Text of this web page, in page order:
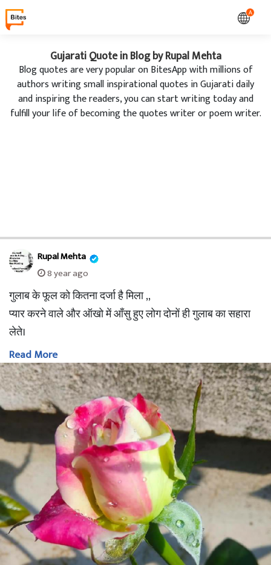
A
Gujarati Quote in Blog by Rupal Mehta
Blog quotes are very popular on BitesApp with millions of
authors writing small inspirational quotes in Gujarati daily
and inspiring the readers, you can start writing today and
fulfill your life of becoming the quotes writer or poem writer.
Rupal Mehta
8 year ago
गुलाब के फूल को कितना दर्जा है मिला ,,
प्यार करने वाले और ऑखो में आँसु हुए लोग दोनों ही गुलाब का सहारा
लेते।
Read More